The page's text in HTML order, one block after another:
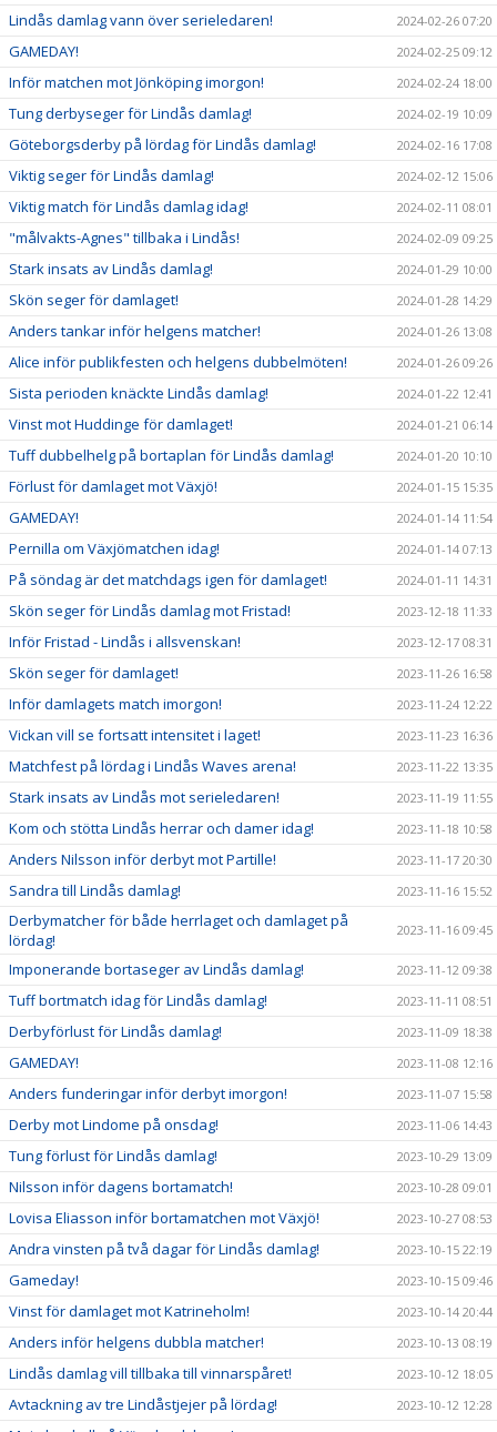
Lindås damlag vann över serieledaren! 2024-02-26 07:20
GAMEDAY! 2024-02-25 09:12
Inför matchen mot Jönköping imorgon! 2024-02-24 18:00
Tung derbyseger för Lindås damlag! 2024-02-19 10:09
Göteborgsderby på lördag för Lindås damlag! 2024-02-16 17:08
Viktig seger för Lindås damlag! 2024-02-12 15:06
Viktig match för Lindås damlag idag! 2024-02-11 08:01
"målvakts-Agnes" tillbaka i Lindås! 2024-02-09 09:25
Stark insats av Lindås damlag! 2024-01-29 10:00
Skön seger för damlaget! 2024-01-28 14:29
Anders tankar inför helgens matcher! 2024-01-26 13:08
Alice inför publikfesten och helgens dubbelmöten! 2024-01-26 09:26
Sista perioden knäckte Lindås damlag! 2024-01-22 12:41
Vinst mot Huddinge för damlaget! 2024-01-21 06:14
Tuff dubbelhelg på bortaplan för Lindås damlag! 2024-01-20 10:10
Förlust för damlaget mot Växjö! 2024-01-15 15:35
GAMEDAY! 2024-01-14 11:54
Pernilla om Växjömatchen idag! 2024-01-14 07:13
På söndag är det matchdags igen för damlaget! 2024-01-11 14:31
Skön seger för Lindås damlag mot Fristad! 2023-12-18 11:33
Inför Fristad - Lindås i allsvenskan! 2023-12-17 08:31
Skön seger för damlaget! 2023-11-26 16:58
Inför damlagets match imorgon! 2023-11-24 12:22
Vickan vill se fortsatt intensitet i laget! 2023-11-23 16:36
Matchfest på lördag i Lindås Waves arena! 2023-11-22 13:35
Stark insats av Lindås mot serieledaren! 2023-11-19 11:55
Kom och stötta Lindås herrar och damer idag! 2023-11-18 10:58
Anders Nilsson inför derbyt mot Partille! 2023-11-17 20:30
Sandra till Lindås damlag! 2023-11-16 15:52
Derbymatcher för både herrlaget och damlaget på
lördag!
2023-11-16 09:45
Imponerande bortaseger av Lindås damlag! 2023-11-12 09:38
Tuff bortmatch idag för Lindås damlag! 2023-11-11 08:51
Derbyförlust för Lindås damlag! 2023-11-09 18:38
GAMEDAY! 2023-11-08 12:16
Anders funderingar inför derbyt imorgon! 2023-11-07 15:58
Derby mot Lindome på onsdag! 2023-11-06 14:43
Tung förlust för Lindås damlag! 2023-10-29 13:09
Nilsson inför dagens bortamatch! 2023-10-28 09:01
Lovisa Eliasson inför bortamatchen mot Växjö! 2023-10-27 08:53
Andra vinsten på två dagar för Lindås damlag! 2023-10-15 22:19
Gameday! 2023-10-15 09:46
Vinst för damlaget mot Katrineholm! 2023-10-14 20:44
Anders inför helgens dubbla matcher! 2023-10-13 08:19
Lindås damlag vill tillbaka till vinnarspåret! 2023-10-12 18:05
Avtackning av tre Lindåstjejer på lördag! 2023-10-12 12:28